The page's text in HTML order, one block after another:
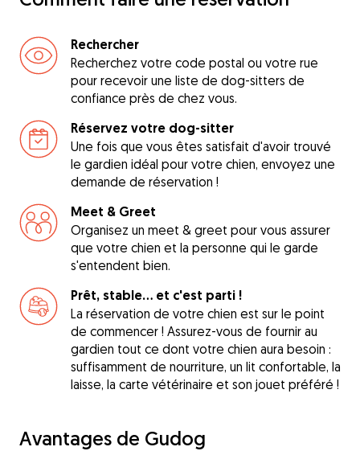
Rechercher
Recherchez votre code postal ou votre rue
pour recevoir une liste de dog-sitters de
confiance près de chez vous.
Réservez votre dog-sitter
Une fois que vous êtes satisfait d'avoir trouvé
le gardien idéal pour votre chien, envoyez une
demande de réservation !
Meet & Greet
Organisez un meet & greet pour vous assurer
que votre chien et la personne qui le garde
s'entendent bien.
Prêt, stable... et c'est parti !
La réservation de votre chien est sur le point
de commencer ! Assurez-vous de fournir au
gardien tout ce dont votre chien aura besoin :
suffisamment de nourriture, un lit confortable, la
laisse, la carte vétérinaire et son jouet préféré !
Avantages de Gudog